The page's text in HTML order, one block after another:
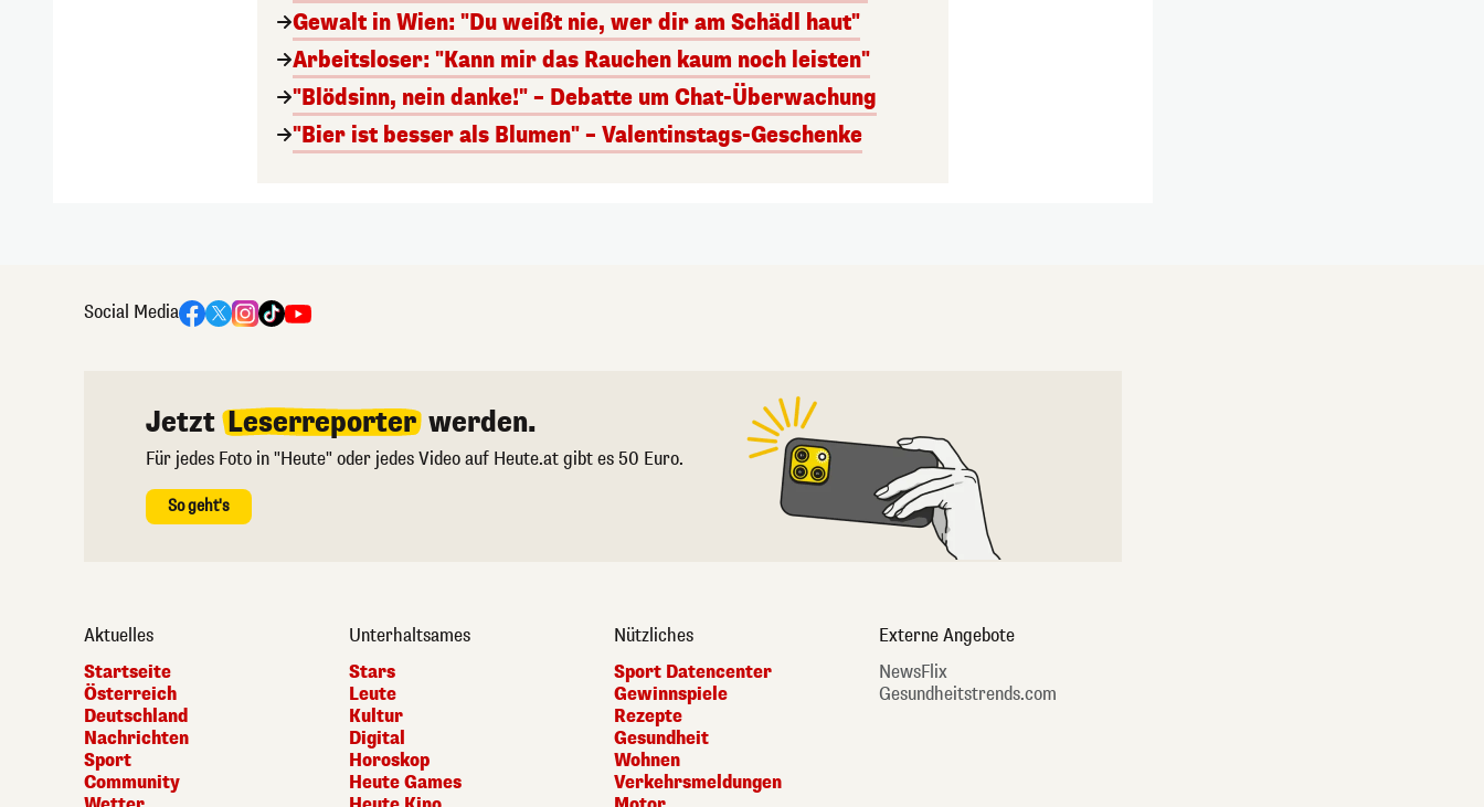
Gewalt in Wien: "Du weißt nie, wer dir am Schädl haut"
Arbeitsloser: "Kann mir das Rauchen kaum noch leisten"
"Blödsinn, nein danke!" – Debatte um Chat-Überwachung
"Bier ist besser als Blumen" – Valentinstags-Geschenke
Social Media
Jetzt Leserreporter werden.
Für jedes Foto in "Heute" oder jedes Video auf Heute.at gibt es 50 Euro.
So geht's
Aktuelles
Startseite
Österreich
Deutschland
Nachrichten
Sport
Community
Unterhaltsames
Stars
Leute
Kultur
Digital
Horoskop
Heute Games
Nützliches
Sport Datencenter
Gewinnspiele
Rezepte
Gesundheit
Wohnen
Verkehrsmeldungen
Externe Angebote
NewsFlix
Gesundheitstrends.com